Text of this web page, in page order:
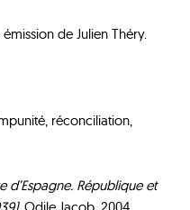
de Julien Théry.
réconciliation,
d’Espagne. République et